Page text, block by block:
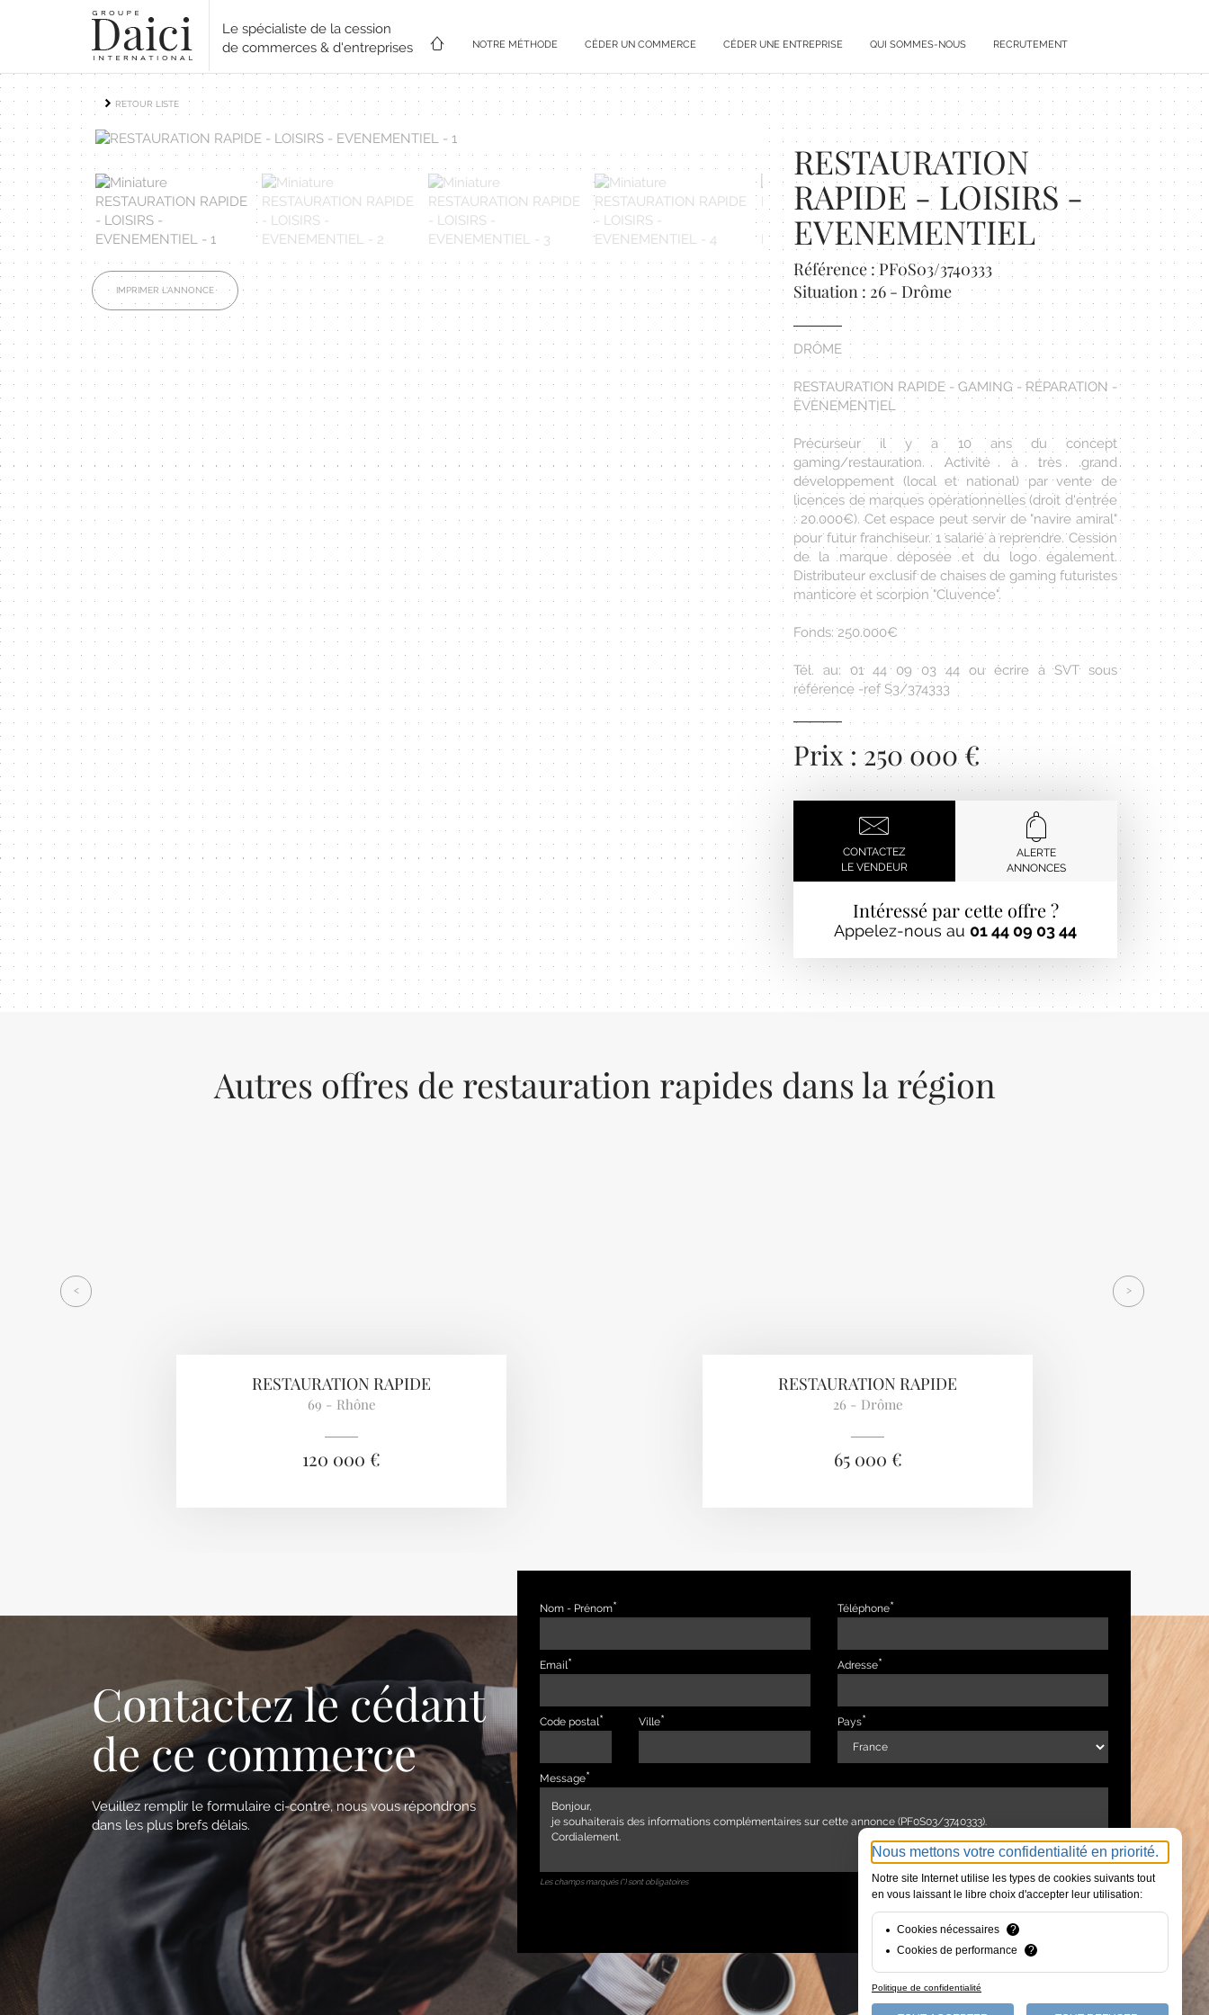
Le spécialiste de la cession
de commerces & d'entreprises
NOTRE MÉTHODE CÉDER UN COMMERCE CÉDER UNE ENTREPRISE QUI SOMMES-NOUS RECRUTEMENT
RETOUR LISTE
IMPRIMER L'ANNONCE
RESTAURATION
RAPIDE - LOISIRS -
EVENEMENTIEL
Référence : PF0S03/3740333
Situation : 26 - Drôme
DRÔME
RESTAURATION RAPIDE - GAMING - RÉPARATION -
ÉVÈNEMENTIEL
Précurseur il y a 10 ans du concept
gaming/restauration. Activité à très grand
développement (local et national) par vente de
licences de marques opérationnelles (droit d'entrée
: 20.000€). Cet espace peut servir de "navire amiral"
pour futur franchiseur. 1 salarié à reprendre. Cession
de la marque déposée et du logo également.
Distributeur exclusif de chaises de gaming futuristes
manticore et scorpion "Cluvence".
Fonds: 250.000€
Tél. au: 01 44 09 03 44 ou écrire à SVT sous
référence -ref S3/374333
Prix : 250 000 €
CONTACTEZ
LE VENDEUR
ALERTE
ANNONCES
Intéressé par cette offre ?
Appelez-nous au 01 44 09 03 44
Autres offres de restauration rapides dans la région
RESTAURATION RAPIDE
69 - Rhône
120 000 €
RESTAURATION RAPIDE
26 - Drôme
65 000 €
< >
Contactez le cédant
de ce commerce
Veuillez remplir le formulaire ci-contre, nous vous répondrons
dans les plus brefs délais.
Nom - Prénom Téléphone
Email Adresse
Code postal Ville Pays
Message
Les champs marqués (*) sont obligatoires
Nous mettons votre confidentialité en priorité.
Notre site Internet utilise les types de cookies suivants tout
en vous laissant le libre choix d'accepter leur utilisation:
Cookies nécessaires
?
Cookies de performance
?
Politique de confidentialité